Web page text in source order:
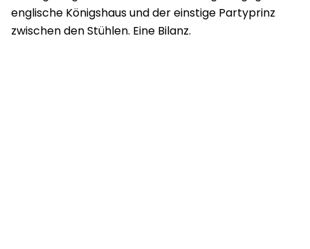
englische Königshaus und der einstige Partyprinz
zwischen den Stühlen. Eine Bilanz.